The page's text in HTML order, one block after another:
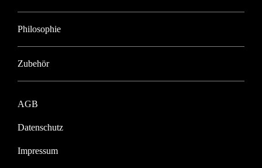
Philosophie
Zubehör
AGB
Datenschutz
Impressum